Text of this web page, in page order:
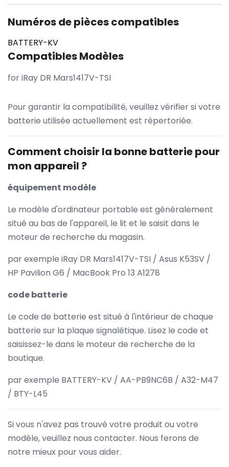
Numéros de pièces compatibles
BATTERY-KV
Compatibles Modèles
for iRay DR Mars1417V-TSI
Pour garantir la compatibilité, veuillez vérifier si votre
batterie utilisée actuellement est répertoriée.
Comment choisir la bonne batterie pour
mon appareil ?
équipement modèle
Le modèle d'ordinateur portable est généralement
situé au bas de l'appareil, le lit et le saisit dans le
moteur de recherche du magasin.
par exemple iRay DR Mars1417V-TSI / Asus K53SV /
HP Pavilion G6 / MacBook Pro 13 A1278
code batterie
Le code de batterie est situé à l'intérieur de chaque
batterie sur la plaque signalétique. Lisez le code et
saisissez-le dans le moteur de recherche de la
boutique.
par exemple BATTERY-KV / AA-PB9NC6B / A32-M47
/ BTY-L45
Si vous n'avez pas trouvé votre produit ou votre
modèle, veuillez nous contacter. Nous ferons de
notre mieux pour vous aider.